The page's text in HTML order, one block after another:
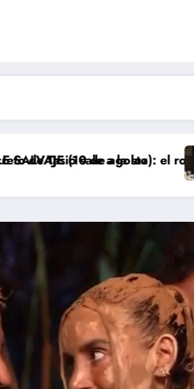
luz el robo de los bebés sale a
Avance ‘LA